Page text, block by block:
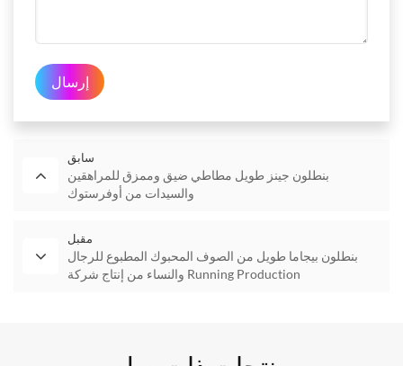
إرسال
سابق
بنطلون جينز طويل مطاطي ضيق وممزق للمراهقين
والسيدات من أوفرستوك
مقبل
بنطلون بيجاما طويل من الصوف المحبوك المطبوع للرجال
والنساء من إنتاج شركة Running Production